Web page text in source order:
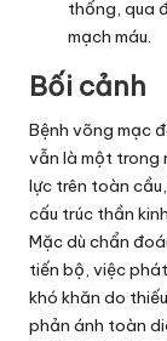
thống, qua
mạch máu.
Bối cảnh
Bệnh võng mạc
vẫn là một trong
lực trên toàn
cấu trúc thần
Mặc dù chẩn
tiến bộ, việc
khó khăn do
phản ánh toàn